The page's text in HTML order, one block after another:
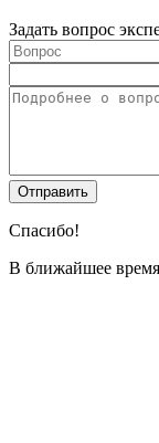
Задать вопрос
Спасибо!
В ближайшее